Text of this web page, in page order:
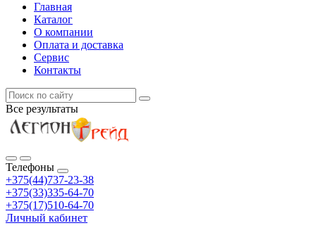
Главная
Каталог
О компании
Оплата и доставка
Сервис
Контакты
Все результаты
Телефоны
+375(44)737-23-38
+375(33)335-64-70
+375(17)510-64-70
Личный кабинет